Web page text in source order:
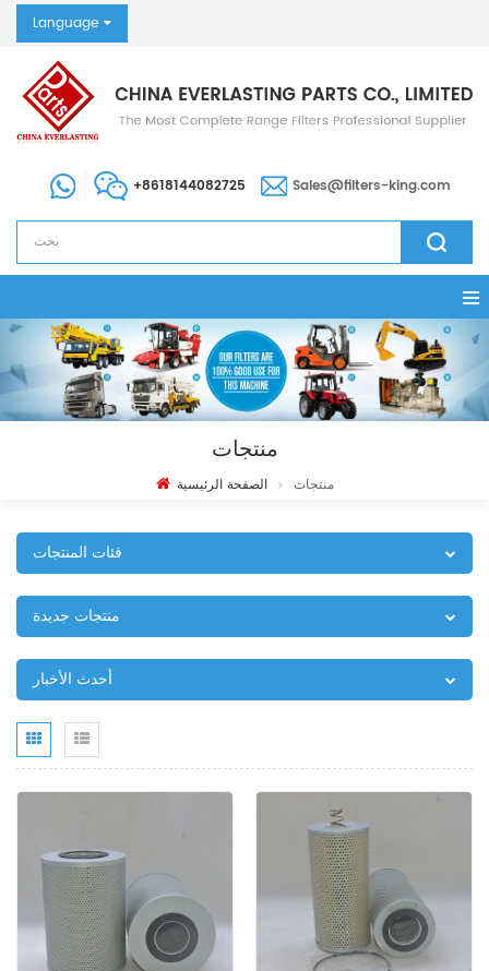
Language
+8618144082725 Sales@filters-king.com
منتجات
الصفحة الرئيسية منتجات
فئات المنتجات
منتجات جديدة
أحدث الأخبار